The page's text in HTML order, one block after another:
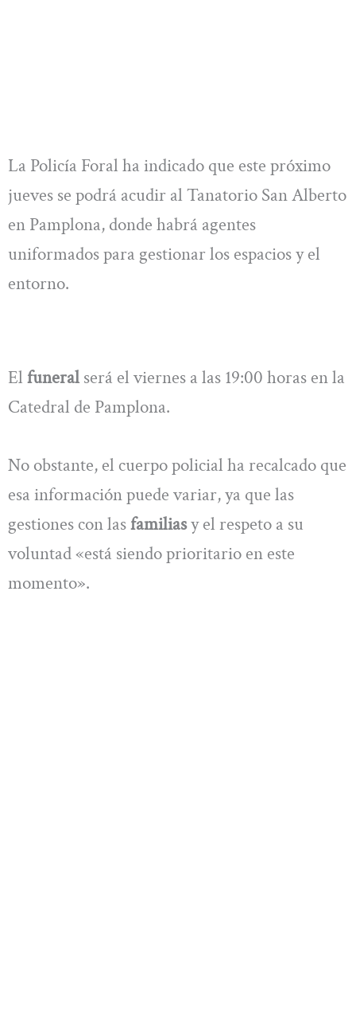
La Policía Foral ha indicado que este próximo
jueves se podrá acudir al Tanatorio San Alberto
en Pamplona, donde habrá agentes
uniformados para gestionar los espacios y el
entorno.
El funeral será el viernes a las 19:00 horas en la
Catedral de Pamplona.
No obstante, el cuerpo policial ha recalcado que
esa información puede variar, ya que las
gestiones con lasfamiliasy el respeto a su
voluntad «está siendo prioritario en este
momento».